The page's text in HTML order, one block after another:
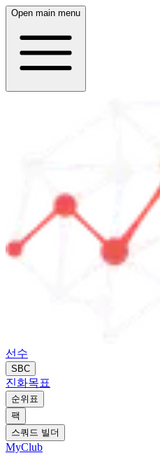
Open main menu
선수
SBC
진화목표
순위표
팩
스쿼드 빌더
MyClub